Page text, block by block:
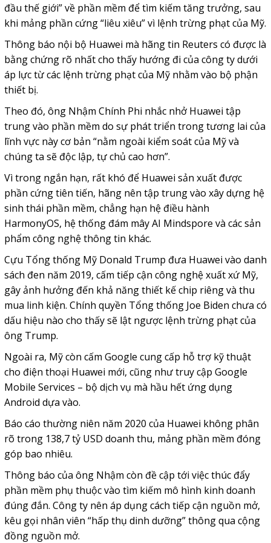
đầu thế giới” về phần mềm để tìm kiếm tăng trưởng, sau
khi mảng phần cứng “liêu xiêu” vì lệnh trừng phạt của Mỹ.
Thông báo nội bộ Huawei mà hãng tin Reuters có được là
bằng chứng rõ nhất cho thấy hướng đi của công ty dưới
áp lực từ các lệnh trừng phạt của Mỹ nhằm vào bộ phận
thiết bị.
Theo đó, ông Nhậm Chính Phi nhắc nhở Huawei tập
trung vào phần mềm do sự phát triển trong tương lai của
lĩnh vực này cơ bản “nằm ngoài kiểm soát của Mỹ và
chúng ta sẽ độc lập, tự chủ cao hơn”.
Vì trong ngắn hạn, rất khó để Huawei sản xuất được
phần cứng tiên tiến, hãng nên tập trung vào xây dựng hệ
sinh thái phần mềm, chẳng hạn hệ điều hành
HarmonyOS, hệ thống đám mây AI Mindspore và các sản
phẩm công nghệ thông tin khác.
Cựu Tổng thống Mỹ Donald Trump đưa Huawei vào danh
sách đen năm 2019, cấm tiếp cận công nghệ xuất xứ Mỹ,
gây ảnh hưởng đến khả năng thiết kế chip riêng và thu
mua linh kiện. Chính quyền Tổng thống Joe Biden chưa có
dấu hiệu nào cho thấy sẽ lật ngược lệnh trừng phạt của
ông Trump.
Ngoài ra, Mỹ còn cấm Google cung cấp hỗ trợ kỹ thuật
cho điện thoại Huawei mới, cũng như truy cập Google
Mobile Services – bộ dịch vụ mà hầu hết ứng dụng
Android dựa vào.
Báo cáo thường niên năm 2020 của Huawei không phân
rõ trong 138,7 tỷ USD doanh thu, mảng phần mềm đóng
góp bao nhiêu.
Thông báo của ông Nhậm còn đề cập tới việc thúc đẩy
phần mềm phụ thuộc vào tìm kiếm mô hình kinh doanh
đúng đắn. Công ty nên áp dụng cách tiếp cận nguồn mở,
kêu gọi nhân viên “hấp thụ dinh dưỡng” thông qua cộng
đồng nguồn mở.